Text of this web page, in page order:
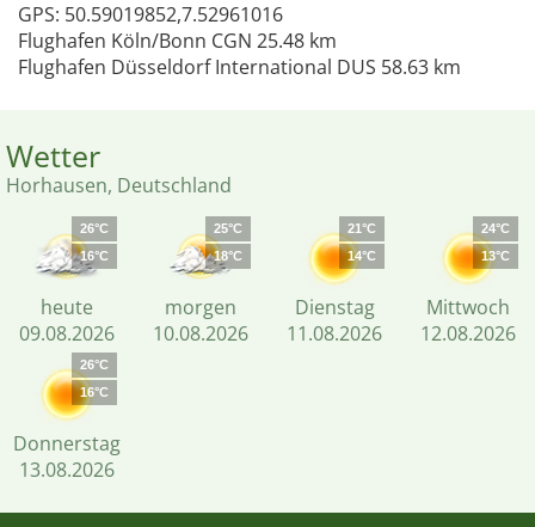
GPS: 50.59019852,7.52961016
Flughafen Köln/Bonn CGN 25.48 km
Flughafen Düsseldorf International DUS 58.63 km
Wetter
Horhausen, Deutschland
26°C
16°C
heute
09.08.2026
25°C
18°C
morgen
10.08.2026
21°C
14°C
Dienstag
11.08.2026
24°C
13°C
Mittwoch
12.08.2026
26°C
16°C
Donnerstag
13.08.2026